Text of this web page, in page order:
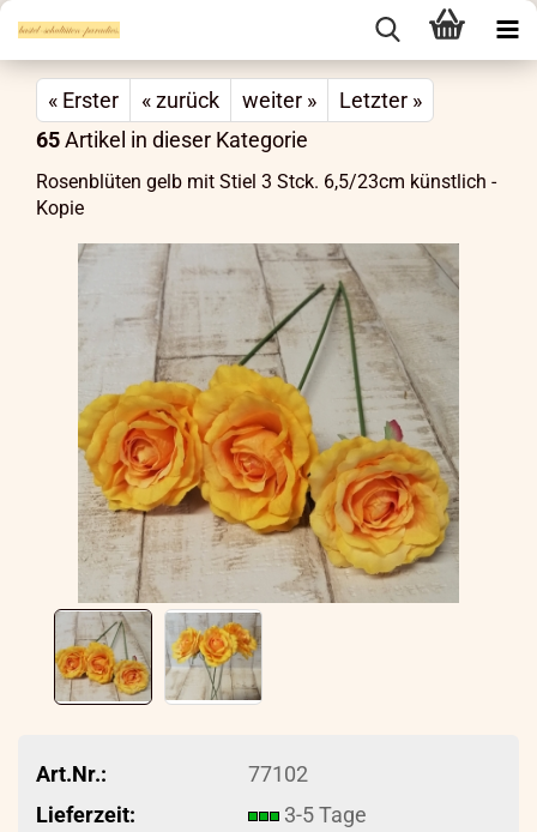
« Erster « zurück weiter »
Letzter »
65Artikel in dieser Kategorie
Rosenblüten gelb mit Stiel 3 Stck. 6,5/23cm künstlich -
Kopie
Art.Nr.:
77102
Lieferzeit:
3-5 Tage